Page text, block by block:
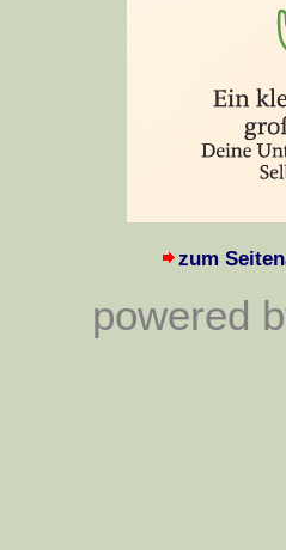
zum
powered